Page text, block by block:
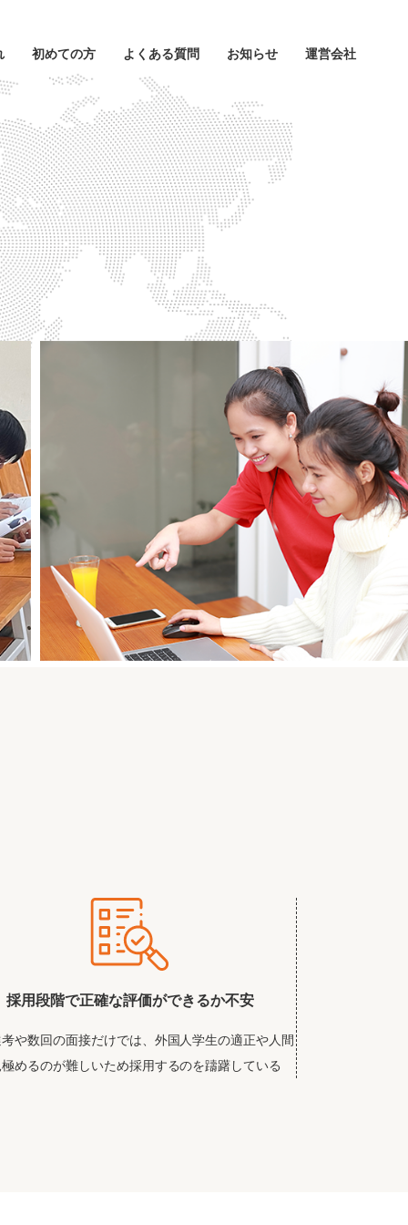
初めての方 よくある質問 お知らせ 運営会社
採用段階で正確な評価ができるか不安
や数回の面接だけでは、外国人学生の適正や人間
めるのが難しいため採用するのを躊躇している